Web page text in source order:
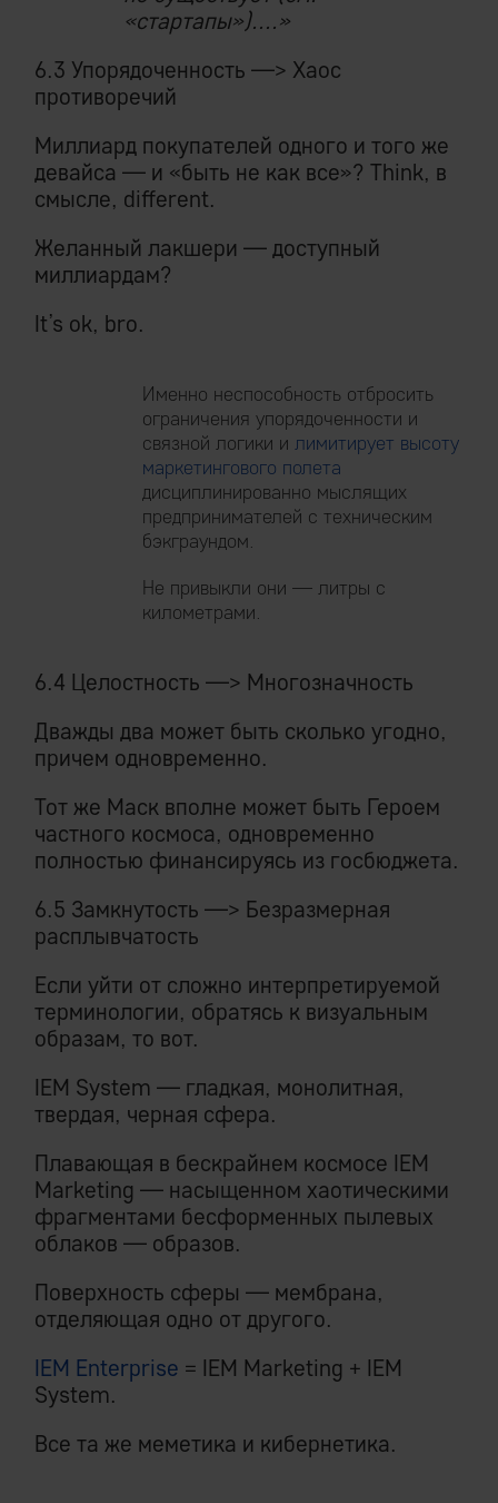
«стартапы»)....»
6.3 Упорядоченность —> Хаос
противоречий
Миллиард покупателей одного и того же
девайса — и «быть не как все»? Think, в
смысле, different.
Желанный лакшери — доступный
миллиардам?
It’s ok, bro.
Именно неспособность отбросить
ограничения упорядоченности и
связной логики и лимитирует высоту
маркетингового полета
дисциплинированно мыслящих
предпринимателей с техническим
бэкграундом.
Не привыкли они — литры с
километрами.
6.4 Целостность —> Многозначность
Дважды два может быть сколько угодно,
причем одновременно.
Тот же Маск вполне может быть Героем
частного космоса, одновременно
полностью финансируясь из госбюджета.
6.5 Замкнутость —> Безразмерная
расплывчатость
Если уйти от сложно интерпретируемой
терминологии, обратясь к визуальным
образам, то вот.
IEM System — гладкая, монолитная,
твердая, черная сфера.
Плавающая в бескрайнем космосе IEM
Marketing — насыщенном хаотическими
фрагментами бесформенных пылевых
облаков — образов.
Поверхность сферы — мембрана,
отделяющая одно от другого.
IEM Enterprise = IEM Marketing + IEM
System.
Все та же меметика и кибернетика.